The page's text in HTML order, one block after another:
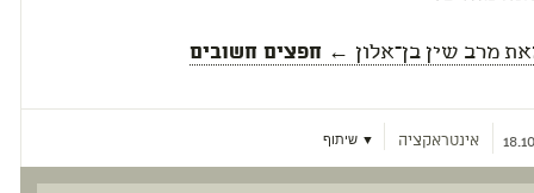
מרב שין בן־אלון ← חפצים חשובים
אינטראקציה ▼ שיתוף